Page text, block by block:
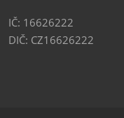
IČ: 16626222
DIČ: CZ16626222